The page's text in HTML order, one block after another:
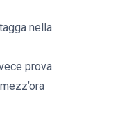
nella
prova